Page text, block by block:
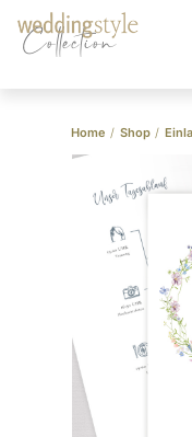
Collection
Home / Shop /